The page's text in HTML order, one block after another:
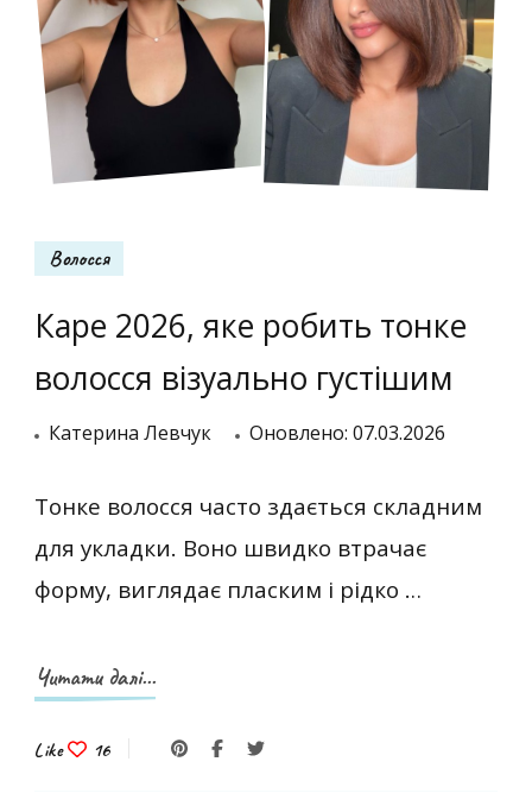
Волосся
Каре 2026, яке робить тонке
волосся візуально густішим
Катерина Левчук Оновлено: 07.03.2026
Тонке волосся часто здається складним
для укладки. Воно швидко втрачає
форму, виглядає пласким і рідко …
Читати далі...
Like 16